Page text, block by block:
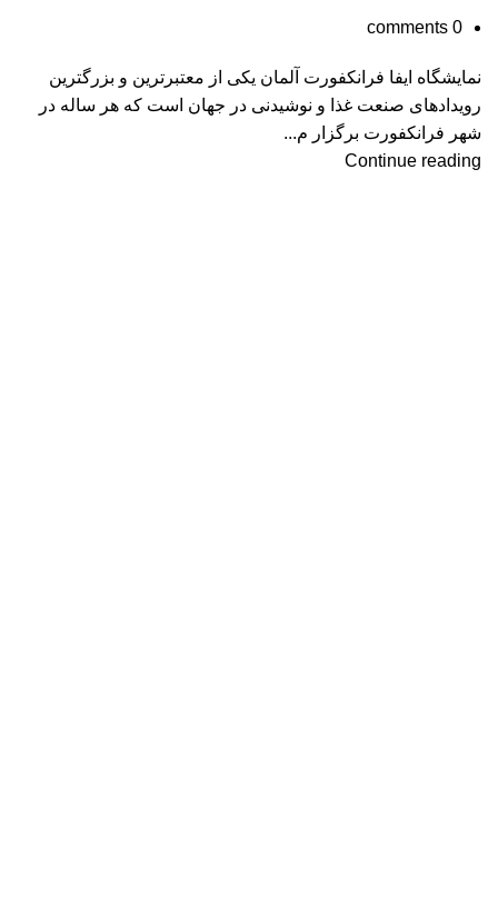
0
comments
نمایشگاه ایفا فرانکفورت آلمان یکی از معتبرترین و بزرگترین
رویدادهای صنعت غذا و نوشیدنی در جهان است که هر ساله در
شهر فرانکفورت برگزار م...
Continue reading